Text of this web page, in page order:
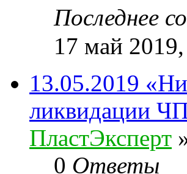
Последнее
17 май
13.05.2019
ликвидации
ПластЭксперт
0 Ответы